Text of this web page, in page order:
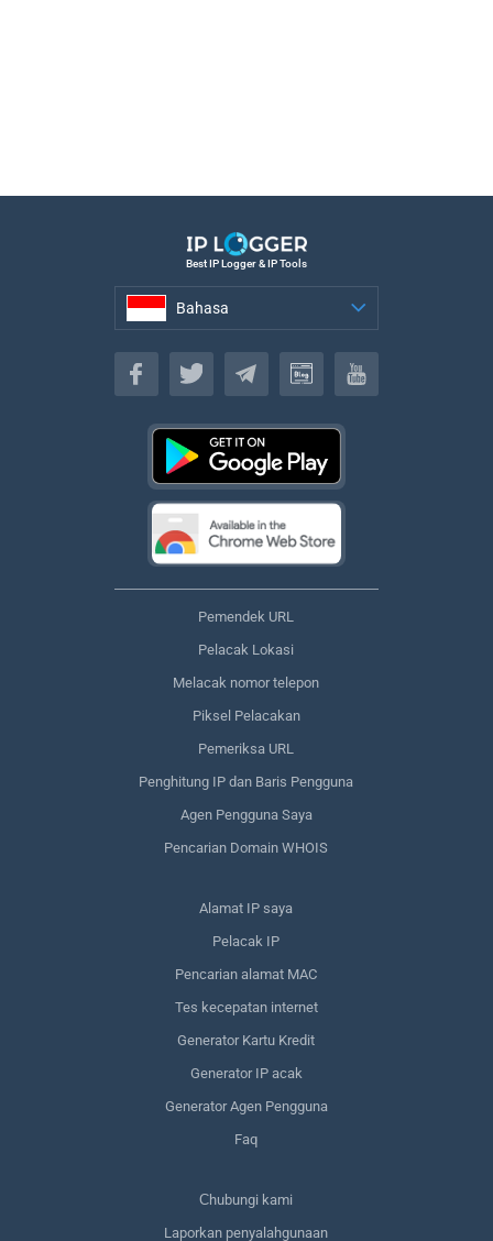
Best IP Logger & IP Tools
Bahasa
Bahasa
Pemendek URL
Pelacak Lokasi
Melacak nomor telepon
Piksel Pelacakan
Pemeriksa URL
Penghitung IP dan Baris Pengguna
Agen Pengguna Saya
Pencarian Domain WHOIS
Alamat IP saya
Pelacak IP
Pencarian alamat MAC
Tes kecepatan internet
Generator Kartu Kredit
Generator IP acak
Generator Agen Pengguna
Faq
Сhubungi kami
Laporkan penyalahgunaan